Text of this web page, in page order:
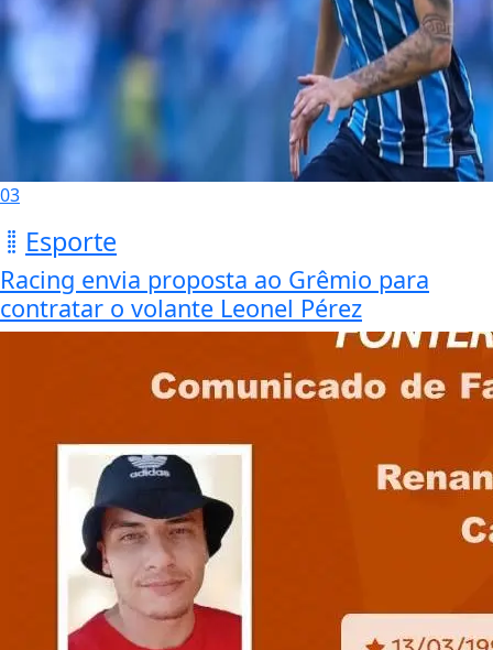
03
Esporte
Racing envia proposta ao Grêmio para
contratar o volante Leonel Pérez